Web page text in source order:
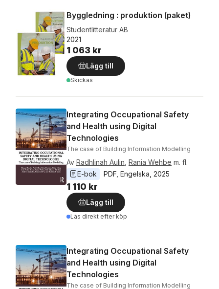
Byggledning : produktion (paket)
Studentlitteratur AB
2021
1 063 kr
Lägg till
Skickas
Integrating Occupational Safety
and Health using Digital
Technologies
The case of Building Information Modelling
Av Radhlinah Aulin Rania Wehbe m. fl.
E-bok
PDF Engelska 2025
1 110 kr
Lägg till
Läs direkt efter köp
Integrating Occupational Safety
and Health using Digital
Technologies
The case of Building Information Modelling